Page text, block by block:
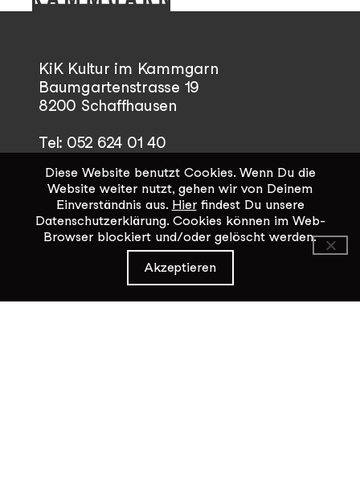
KiK Kultur im Kammgarn
Baumgartenstrasse 19
8200 Schaffhausen
Tel: 052 624 01 40
Öffnungszeiten KiK-Büro:
Mittwoch - Freitag 14:00 - 17:00
Kontaktformular
Diese Website benutzt Cookies. Wenn Du die
Website weiter nutzt, gehen wir von Deinem
Einverständnis aus. Hierfindest Du unsere
Datenschutzerklärung. Cookies können im Web-
Browser blockiert und/oder gelöscht werden.
Akzeptieren